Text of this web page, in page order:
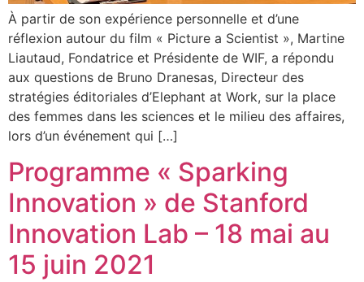
À partir de son expérience personnelle et d’une
réflexion autour du film « Picture a Scientist », Martine
Liautaud, Fondatrice et Présidente de WIF, a répondu
aux questions de Bruno Dranesas, Directeur des
stratégies éditoriales d’Elephant at Work, sur la place
des femmes dans les sciences et le milieu des affaires,
lors d’un événement qui […]
Programme « Sparking
Innovation » de Stanford
Innovation Lab – 18 mai au
15 juin 2021